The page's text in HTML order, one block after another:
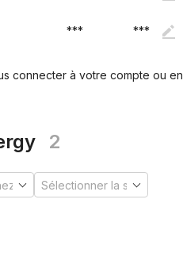
*** ***
connecter à votre compte ou en
2